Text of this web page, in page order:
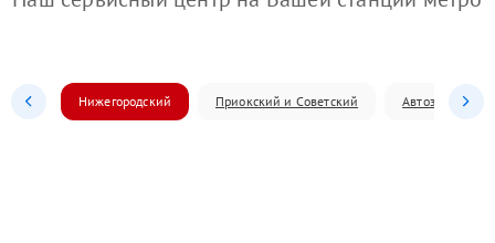
Нижегородский Приокский и Советский Автозаводский